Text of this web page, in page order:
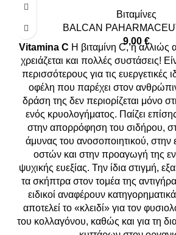
Βιταμίνες
BALCAN
9,00 €
Vitamina C Η βιταμίνη C, ή αλλιώς
χρειάζεται και πολλές συστάσεις!
περισσότερους για τις ευεργετικές
οφέλη που παρέχει στον
δράση της δεν περιορίζεται μόνο
ενός κρυολογήματος. Παίζει
στην απορρόφηση του σιδήρου,
άμυνας του ανοσοποιητικού,
οστών και στην προαγωγή της
ψυχικής ευεξίας. Την ίδια στιγμή,
τα σκήπτρα στον τομέα της
ειδικοί αναφέρουν
αποτελεί το «κλειδί» για τον
του κολλαγόνου, καθώς και για τη